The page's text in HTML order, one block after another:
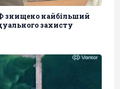
знищено найбільший
захисту